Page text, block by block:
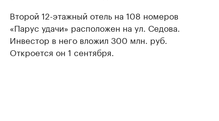
Второй 12-этажный отель на 108 номеров
«Парус удачи» расположен на ул. Седова.
Инвестор в него вложил 300 млн. руб.
Откроется он 1 сентября.